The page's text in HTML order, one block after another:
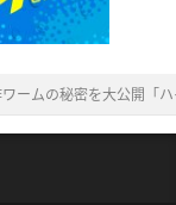
ワームの秘密を大公開「